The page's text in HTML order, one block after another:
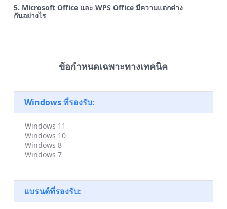
5. Microsoft Office และ WPS Office มีความแตกต่าง
กันอย่างไร
ข้อกำหนดเฉพาะทางเทคนิค
Windows ที่รองรับ:
Windows 11
Windows 10
Windows 8
Windows 7
แบรนด์ที่รองรับ: